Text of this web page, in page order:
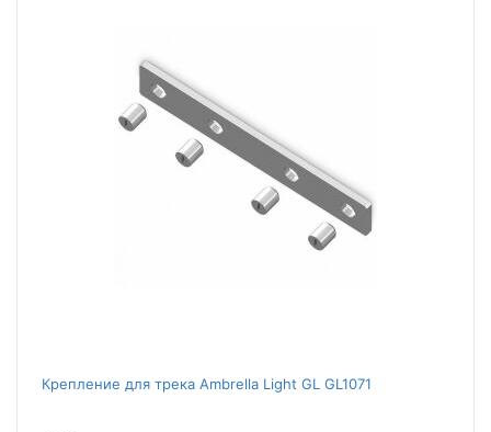
Крепление для трека Ambrella Light GL GL1071